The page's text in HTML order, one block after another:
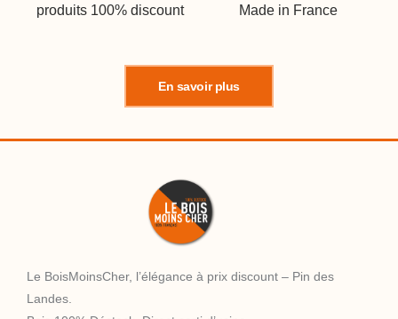
produits 100% discount
Made in France
En savoir plus
Le BoisMoinsCher, l’élégance à prix discount – Pin des
Landes.